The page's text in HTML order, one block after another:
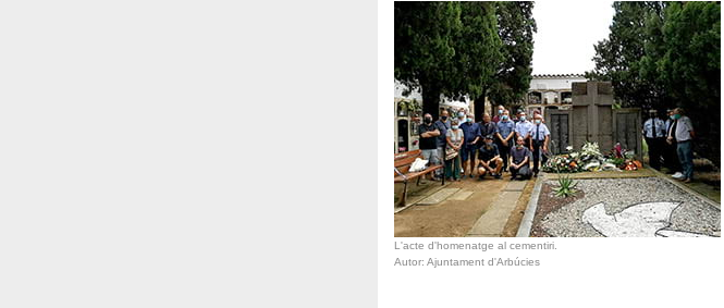
L'acte d'homenatge al cementiri.
Autor: Ajuntament d'Arbúcies